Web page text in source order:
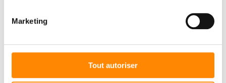
Marketing
Tout autoriser
Verwendung einer Rotationsmaschine, die mit einem schwarzen
Pad ausgestattet ist.
Wie pflege ich meine Holzterrasse?
Aufgrund ihrer hohen natürlichen Dauerhaftigkeit müssen die
Hölzer derSoftline -undTechnideck -Systemenicht jährlich